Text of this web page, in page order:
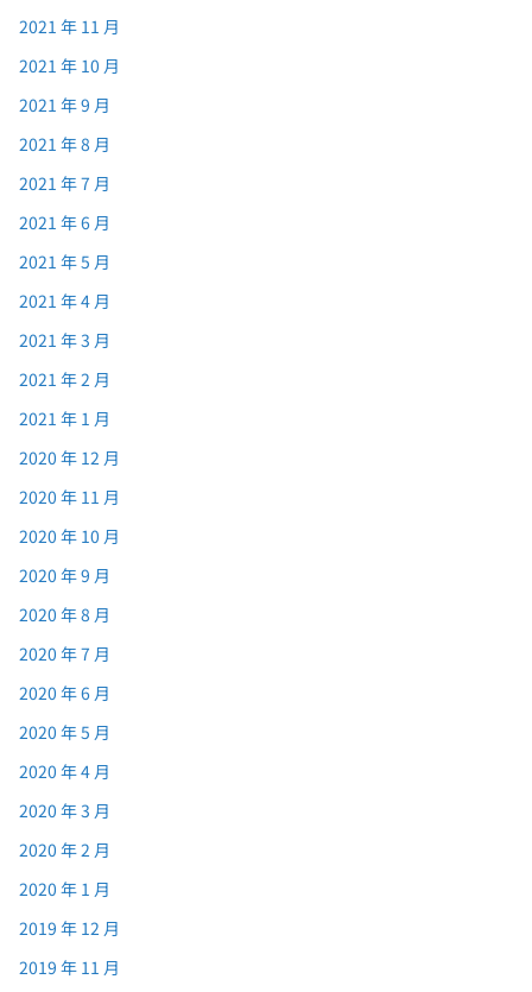
2021 年 11 月
2021 年 10 月
2021 年 9 月
2021 年 8 月
2021 年 7 月
2021 年 6 月
2021 年 5 月
2021 年 4 月
2021 年 3 月
2021 年 2 月
2021 年 1 月
2020 年 12 月
2020 年 11 月
2020 年 10 月
2020 年 9 月
2020 年 8 月
2020 年 7 月
2020 年 6 月
2020 年 5 月
2020 年 4 月
2020 年 3 月
2020 年 2 月
2020 年 1 月
2019 年 12 月
2019 年 11 月